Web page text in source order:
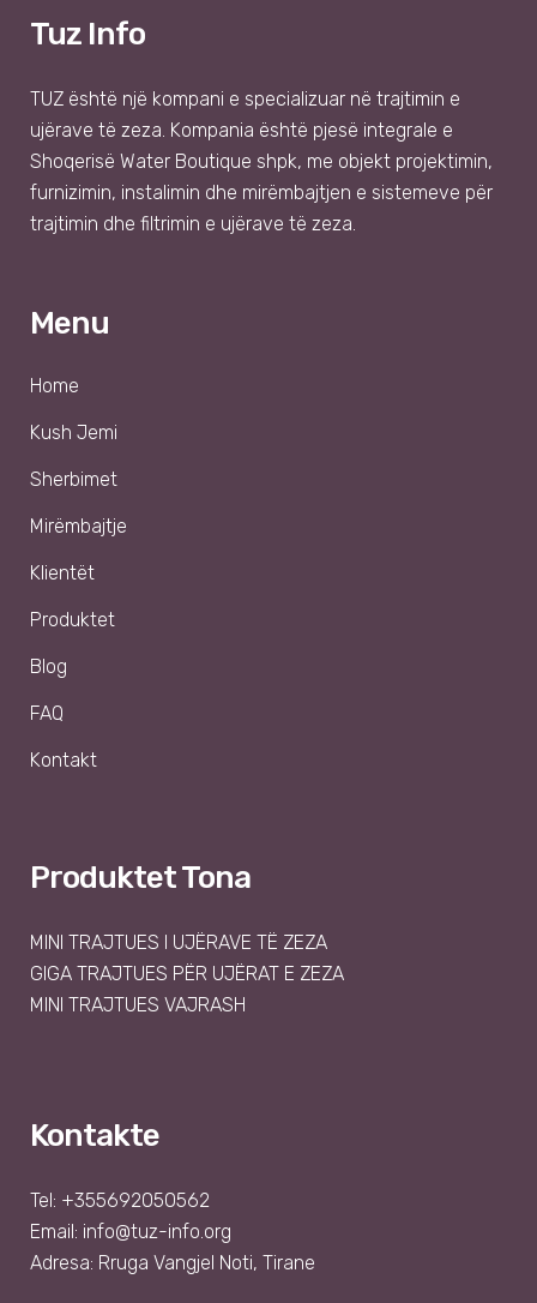
Tuz Info
TUZ është një kompani e specializuar në trajtimin e
ujërave të zeza. Kompania është pjesë integrale e
Shoqerisë Water Boutique shpk, me objekt projektimin,
furnizimin, instalimin dhe mirëmbajtjen e sistemeve për
trajtimin dhe filtrimin e ujërave të zeza.
Menu
Home
Kush Jemi
Sherbimet
Mirëmbajtje
Klientët
Produktet
Blog
FAQ
Kontakt
Produktet Tona
MINI TRAJTUES I UJËRAVE TË ZEZA
GIGA TRAJTUES PËR UJËRAT E ZEZA
MINI TRAJTUES VAJRASH
Kontakte
Tel: +355692050562
Email: info@tuz-info.org
Adresa: Rruga Vangjel Noti, Tirane